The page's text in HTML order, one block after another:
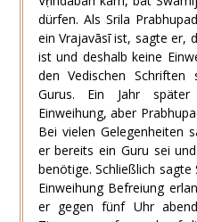
dürfen. Als Srila
ein Vrajavāsī ist, sagte er,
ist und deshalb keine
den Vedischen Schriften
Gurus. Ein Jahr
Einweihung, aber
Bei vielen Gelegenheiten
er bereits ein Guru sei
benötige. Schließlich
Einweihung Befreiung
er gegen fünf Uhr